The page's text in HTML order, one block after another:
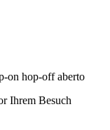
on hop-off aberto
Ihrem Besuch